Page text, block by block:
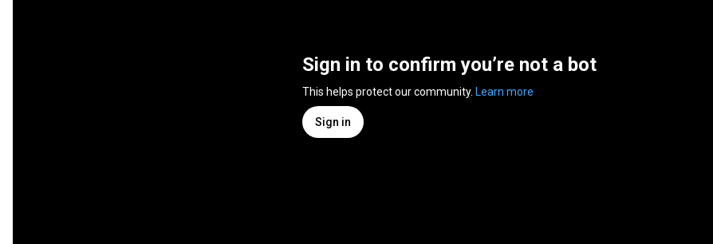
Sign in to confirm you’re not a bot
This helps protect our community. Learn more
Sign in